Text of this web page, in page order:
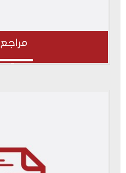
مراجع